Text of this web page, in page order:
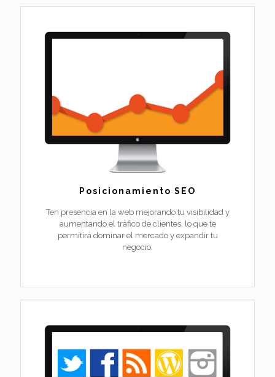
Posicionamiento SEO
Ten presencia en la web mejorando tu visibilidad y
aumentando el tráfico de clientes, lo que te
permitirá dominar el mercado y expandir tu
negocio.